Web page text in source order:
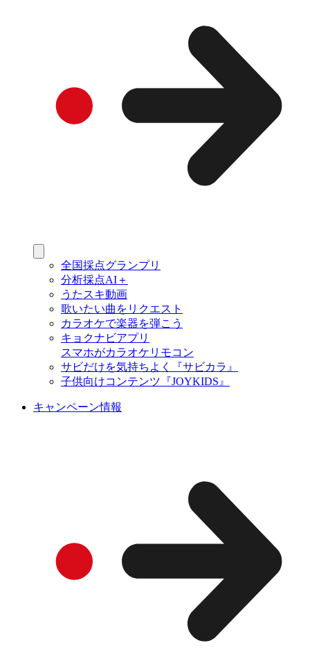
全国採点グランプリ
分析採点AI＋
うたスキ動画
歌いたい曲をリクエスト
カラオケで楽器を弾こう
キョクナビアプリ
スマホがカラオケリモコン
サビだけを気持ちよく『サビカラ』
子供向けコンテンツ『JOYKIDS』
キャンペーン情報